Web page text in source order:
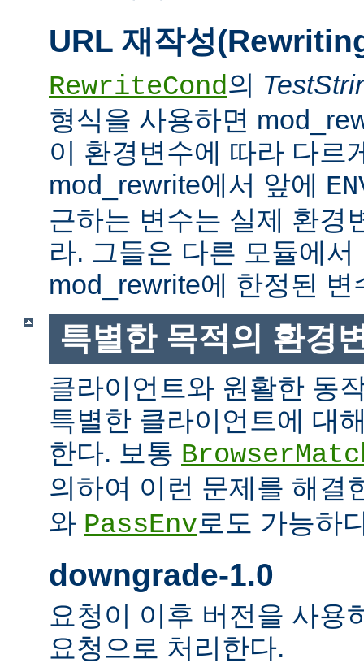
URL 재작성
RewriteCond의
형식을 사용하면
이 환경변수에 따라 다르
mod_rewrite에서 앞에
근하는 변수는 실제 환경
라. 그들은 다른 모듈에
mod_rewrite에 한정된 변
특별한 목적의 환경
클라이언트와 원활한 동
특별한 클라이언트에 대
한다. 보통
의하여 이런 문제를 해결
와 PassEnv로도 가능하
downgrade-1.0
요청이 이후 버전을 사용
요청으로 처리한다.